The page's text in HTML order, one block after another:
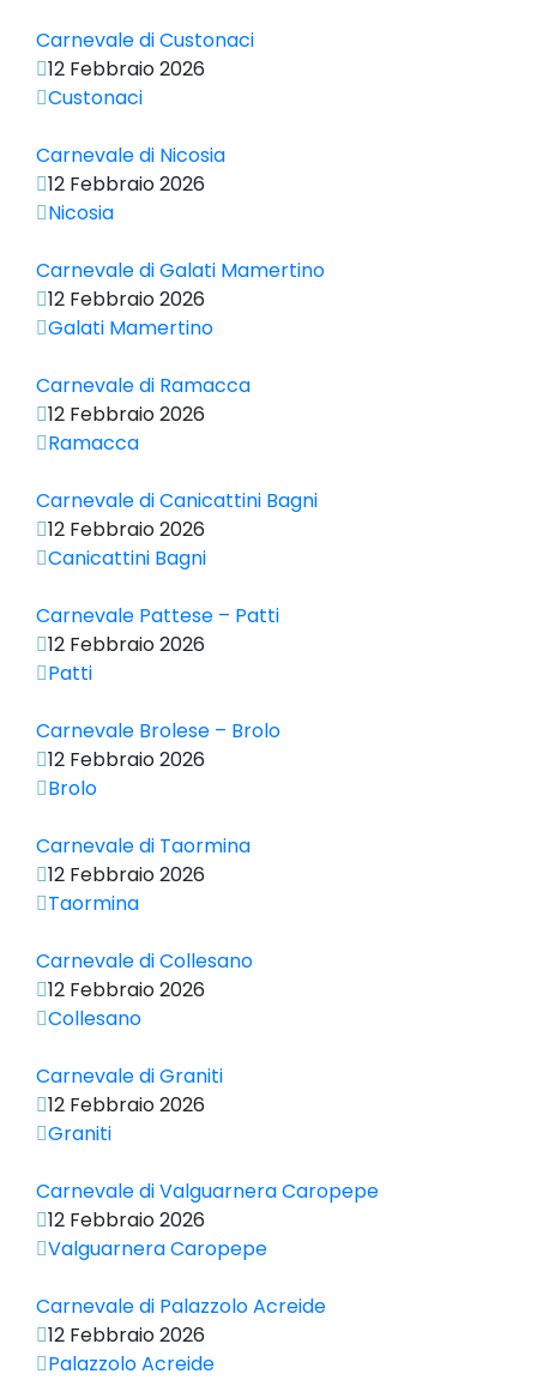
Carnevale di Custonaci
12 Febbraio 2026
Custonaci
Carnevale di Nicosia
12 Febbraio 2026
Nicosia
Carnevale di Galati Mamertino
12 Febbraio 2026
Galati Mamertino
Carnevale di Ramacca
12 Febbraio 2026
Ramacca
Carnevale di Canicattini Bagni
12 Febbraio 2026
Canicattini Bagni
Carnevale Pattese – Patti
12 Febbraio 2026
Patti
Carnevale Brolese – Brolo
12 Febbraio 2026
Brolo
Carnevale di Taormina
12 Febbraio 2026
Taormina
Carnevale di Collesano
12 Febbraio 2026
Collesano
Carnevale di Graniti
12 Febbraio 2026
Graniti
Carnevale di Valguarnera Caropepe
12 Febbraio 2026
Valguarnera Caropepe
Carnevale di Palazzolo Acreide
12 Febbraio 2026
Palazzolo Acreide